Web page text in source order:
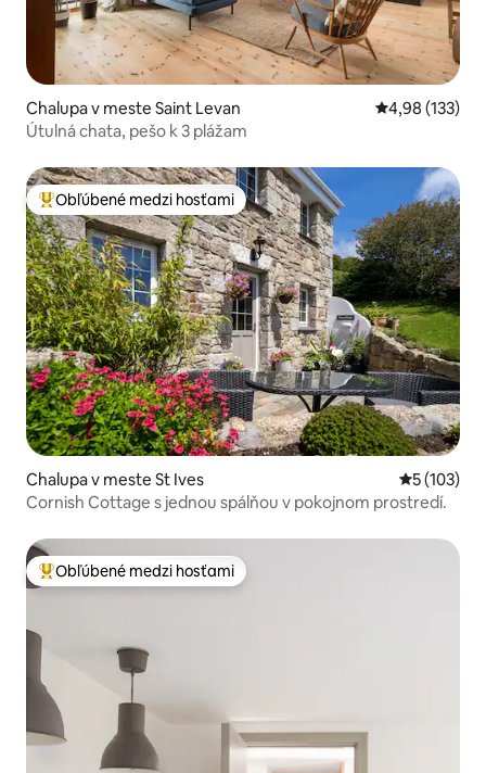
Chalupa v meste Saint Levan Priemerné
4,98 (133)
Útulná chata, pešo k 3 plážam
Najobľúbenejšie medzi hosťami
Obľúbené medzi hosťami
Chalupa v meste St Ives Priemerné
5 (103)
Cornish Cottage s jednou spálňou v pokojnom prostredí.
Najobľúbenejšie medzi hosťami
Obľúbené medzi hosťami